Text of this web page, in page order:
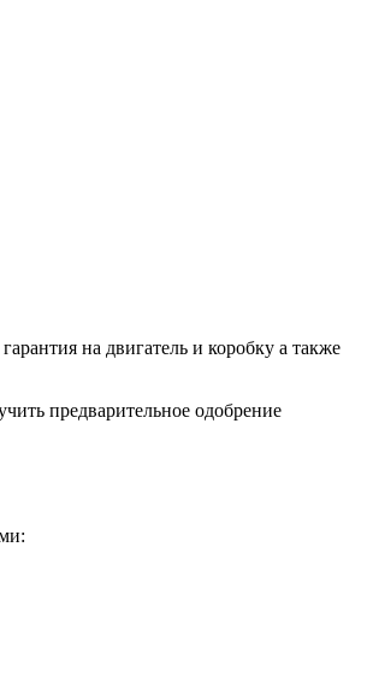
на двигатель и коробку а также
предварительное одобрение